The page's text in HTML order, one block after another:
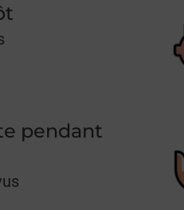
pendant